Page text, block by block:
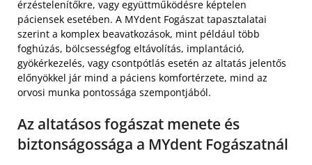
érzéstelenítőkre, vagy együttműködésre képtelen
páciensek esetében. A MYdent Fogászat tapasztalatai
szerint a komplex beavatkozások, mint például több
foghúzás, bölcsességfog eltávolítás, implantáció,
gyökérkezelés, vagy csontpótlás esetén az altatás jelentős
előnyökkel jár mind a páciens komfortérzete, mind az
orvosi munka pontossága szempontjából.
Az altatásos fogászat menete és
biztonságossága a MYdent Fogászatnál